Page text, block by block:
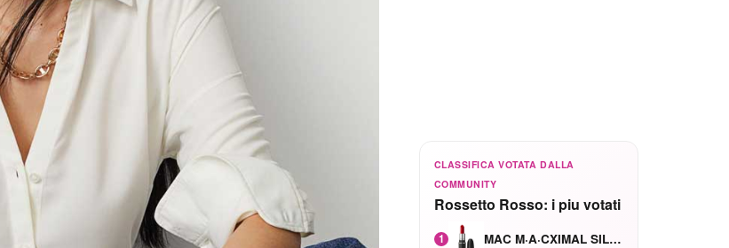
CLASSIFICA VOTATA DALLA
COMMUNITY
Rossetto Rosso: i piu votati
1 MAC M·A·CXIMAL SILKY MATTE Red Rock mat